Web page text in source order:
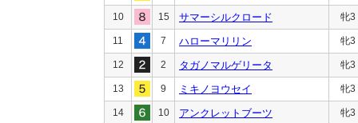
10 15 サマーシルクロード 牝3
11 7 ハローマリリン 牝3
12 2 タガノマルゲリータ 牝3
13 9 ミキノヨウセイ 牝3
14 10 アンクレットブーツ 牝3